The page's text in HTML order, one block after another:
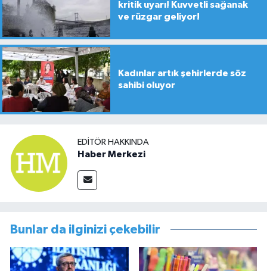
kritik uyarı! Kuvvetli sağanak
ve rüzgar geliyor!
Kadınlar artık şehirlerde söz
sahibi oluyor
EDITÖR HAKKINDA
Haber Merkezi
Bunlar da ilginizi çekebilir